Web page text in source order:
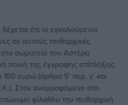
ότι οι εγκαλούμενοι
σε αυτούς πειθαρχικές
σωματείο του Αστέρα
ποινή της έγγραφης επίπληξης
150 ευρώ (άρθρο 5’ περ. γ’ και
Στον αναγραφόμενο στο
φίλαθλο την πειθαρχική